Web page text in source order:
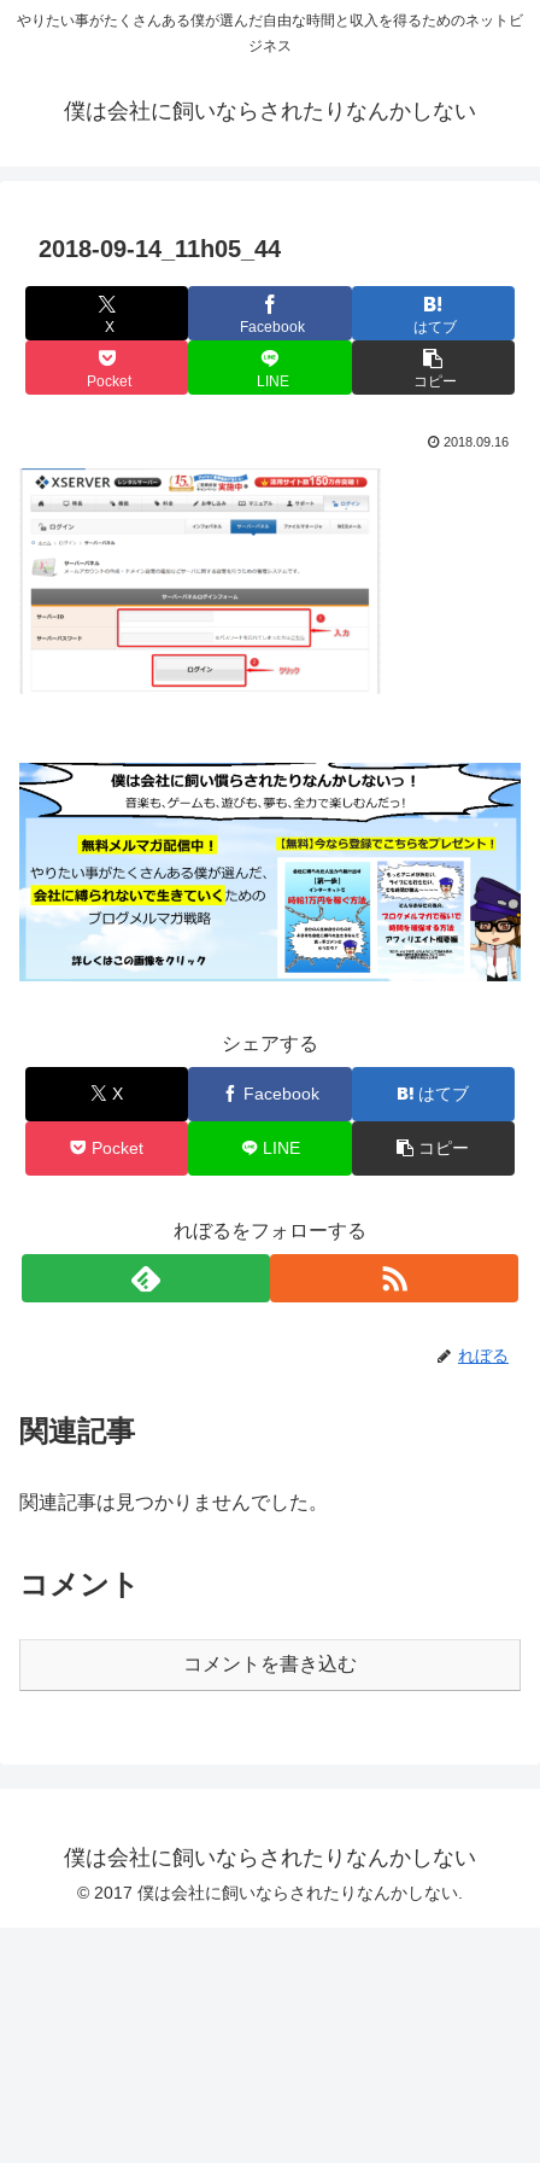
やりたい事がたくさんある僕が選んだ自由な時間と収入を得るためのネットビ
ジネス
僕は会社に飼いならされたりなんかしない
2018-09-14_11h05_44
X Facebook はてブ
Pocket LINE コピー
2018.09.16
シェアする
X Facebook はてブ
Pocket LINE コピー
れぼるをフォローする
れぼる
関連記事
関連記事は見つかりませんでした。
コメント
コメントを書き込む
僕は会社に飼いならされたりなんかしない
© 2017 僕は会社に飼いならされたりなんかしない.